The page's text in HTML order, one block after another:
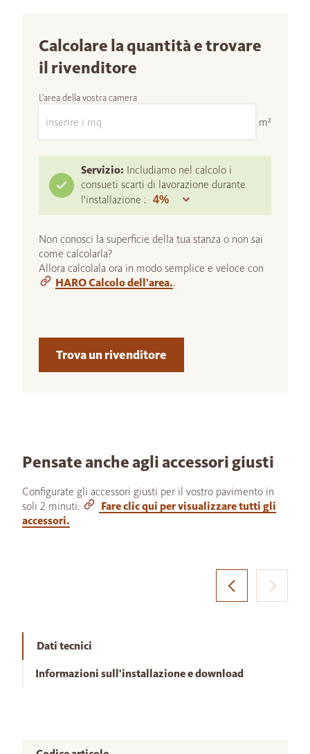
Calcolare la quantità e trovare
il rivenditore
L'area della vostra camera
m²
Servizio: Includiamo nel calcolo i
consueti scarti di lavorazione durante
l'installazione :
Non conosci la superficie della tua stanza o non sai
come calcolarla?
Allora calcolala ora in modo semplice e veloce con
HARO Calcolo dell'area..
Trova un rivenditore
Pensate anche agli accessori giusti
Configurate gli accessori giusti per il vostro pavimento in
soli 2 minuti.
Fare clic qui per visualizzare tutti gli
accessori.
Dati tecnici
Informazioni sull'installazione e download